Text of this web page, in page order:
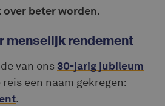
over beter worden.
menselijk rendement
van ons 30-jarig jubileum
een naam gekregen:
.